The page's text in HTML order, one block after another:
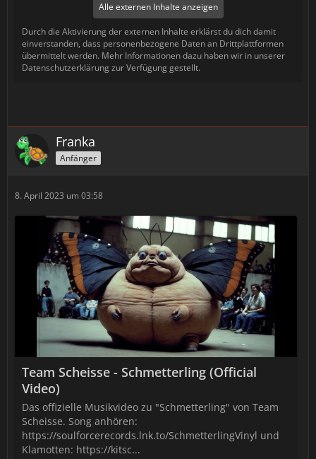
Alle externen Inhalte anzeigen
Durch die Aktivierung der externen Inhalte erklärst du dich damit
einverstanden, dass personenbezogene Daten an Drittplattformen
übermittelt werden. Mehr Informationen dazu haben wir in unserer
Datenschutzerklärung zur Verfügung gestellt.
Franka
Anfänger
8. April 2023 um 03:58
Team Scheisse - Schmetterling (Official
Video)
Das offizielle Musikvideo zu "Schmetterling" von Team
Scheisse. Song anhören:
https://soulforcerecords.lnk.to/SchmetterlingVinyl und
Klamotten: https://kitsc...